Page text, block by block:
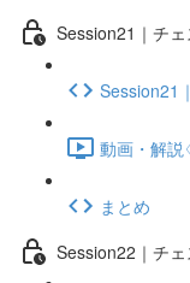
Session21｜チ
Session21
動画・解
まとめ
Session22｜チ